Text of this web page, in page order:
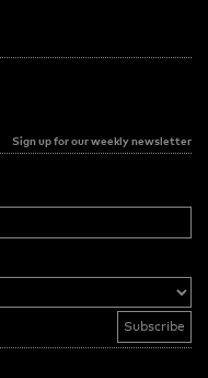
Sign up for our weekly newsletter